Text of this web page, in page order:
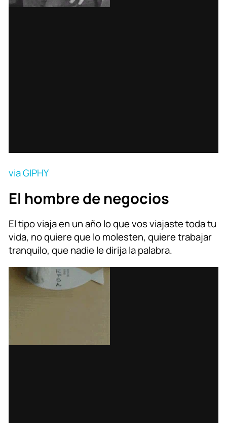
via GIPHY
El hombre de negocios
El tipo viaja en un año lo que vos viajaste toda tu
vida, no quiere que lo molesten, quiere trabajar
tranquilo, que nadie le dirija la palabra.